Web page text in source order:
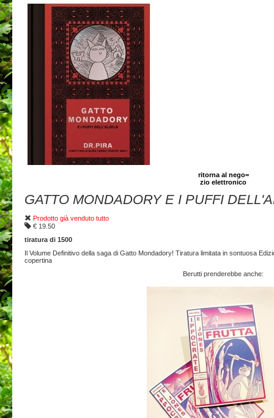
ritorna al nego=
zio elettronico
GATTO MONDADORY E I PUFFI
Prodotto già venduto tutto
€ 19.50
tiratura di 1500
Il Volume Definitivo della saga di Gatto Mondadory! Tiratura limitata in sontuosa
copertina
Berutti prenderebbe anche: